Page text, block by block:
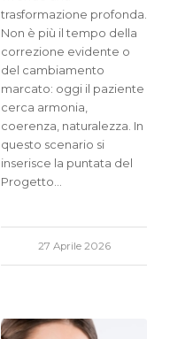
trasformazione profonda.
Non è più il tempo della
correzione evidente o
del cambiamento
marcato: oggi il paziente
cerca armonia,
coerenza, naturalezza. In
questo scenario si
inserisce la puntata del
Progetto…
27 Aprile 2026